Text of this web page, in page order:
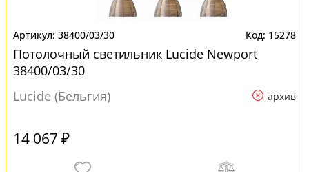
38400/03/30 15278
Потолочный светильник Lucide Newport
38400/03/30
Lucide (Бельгия)
архив
14 067 ₽